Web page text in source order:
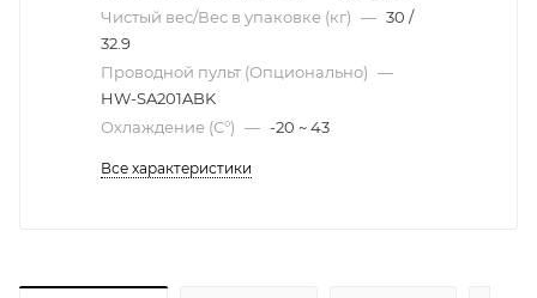
Чистый вес/Вес в упаковке (кг) — 30 /
32.9
Проводной пульт (Опционально) —
HW-SA201ABK
Охлаждение (С°) — -20 ~ 43
Все характеристики